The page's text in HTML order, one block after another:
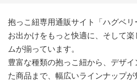
抱っこ紐専用通販サイト「ハグベ
お出かけをもっと快適に、そして
ムが揃っています。
豊富な種類の抱っこ紐から、デザ
た商品まで、幅広いラインナップが